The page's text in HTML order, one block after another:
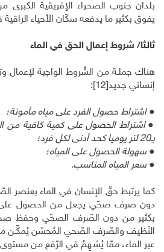
بلدان جنوب الصحراء الإفريقية
يفوق بكثير ما يدفعه سكّان الأحياء
ثالثا/ شروط إعمال الحق في الماء
هناك جملـة من الشّروط الواجبة لإعمال
إنساني جديد[12]
:
● اشتراط حصول الفرد على مياه مأمونة؛
● اشتراط الحصول على كمية كافية من
بـ20 لتر يوميا كحد أدنى لكل فرد؛
● سهولة الحصول على المياه؛
● سعر المياه المناسب.
كما يرتبط حقّ الإنسان في الماء بعنصر
دون صرف صحّي يجعل من الحصول على
بكثير من دون الصّرف الصحّي وحفظ
النّظيف والصّرف الصّحي المُحسّن يُمكِّـن
عبر الماء، ممّا يُسْـهِمُ في الرّفع من مستوى